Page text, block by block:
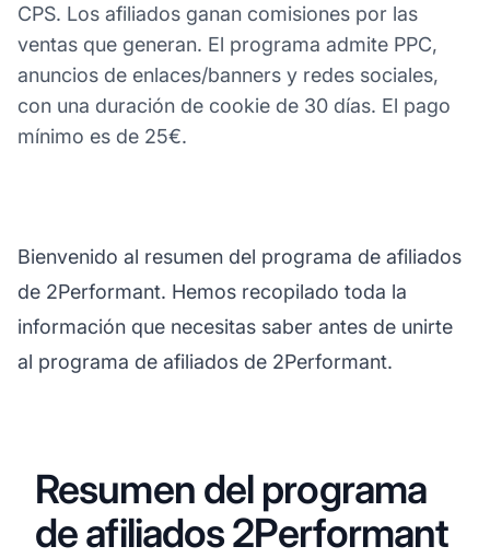
CPS. Los afiliados ganan comisiones por las
ventas que generan. El programa admite PPC,
anuncios de enlaces/banners y redes sociales,
con una duración de cookie de 30 días. El pago
mínimo es de 25€.
Bienvenido al resumen del programa de afiliados
de 2Performant. Hemos recopilado toda la
información que necesitas saber antes de unirte
al programa de afiliados de 2Performant.
Resumen del programa
de afiliados 2Performant